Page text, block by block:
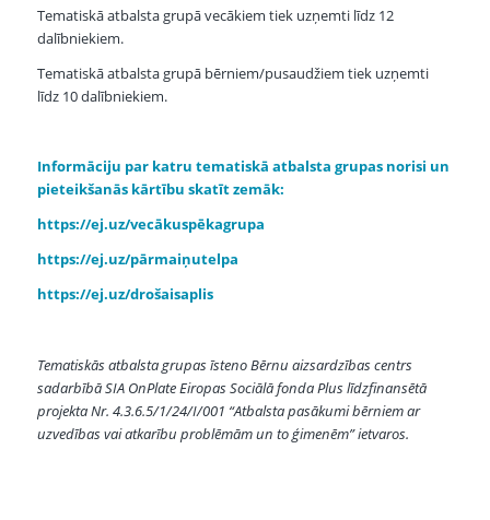
Tematiskā atbalsta grupā vecākiem tiek uzņemti līdz 12
dalībniekiem.
Tematiskā atbalsta grupā bērniem/pusaudžiem tiek uzņemti
līdz 10 dalībniekiem.
Informāciju par katru tematiskā atbalsta grupas norisi un
pieteikšanās kārtību skatīt zemāk:
https://ej.uz/vecākuspēkagrupa
https://ej.uz/pārmaiņutelpa
https://ej.uz/drošaisaplis
Tematiskās atbalsta grupas īsteno Bērnu aizsardzības centrs
sadarbībā SIA OnPlate Eiropas Sociālā fonda Plus līdzfinansētā
projekta Nr. 4.3.6.5/1/24/I/001 “Atbalsta pasākumi bērniem ar
uzvedības vai atkarību problēmām un to ģimenēm” ietvaros.